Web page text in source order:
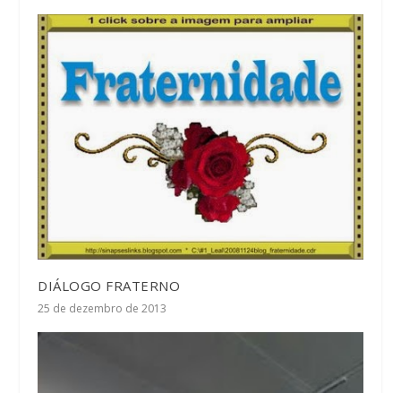
DIÁLOGO FRATERNO
25 de dezembro de 2013